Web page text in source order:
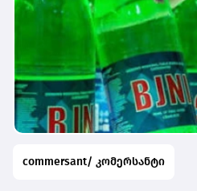
commersant/ კომერსანტი